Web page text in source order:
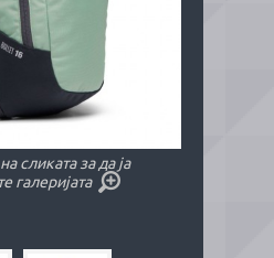
сликата за да ја
галеријата